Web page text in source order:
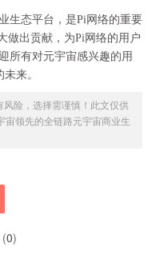
生态平台，是Pi网络的重要
做出贡献，为Pi网络的用户
所有对元宇宙感兴趣的用
来。
险，选择需谨慎！此文仅供
宙领先的全链路元宇宙商业生
(0)